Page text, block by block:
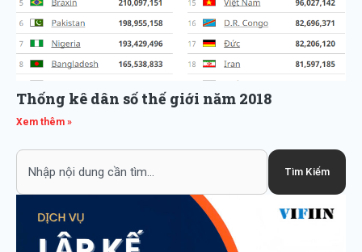
Thống kê dân số thế giới năm 2018
Xem thêm »
Tìm Kiếm